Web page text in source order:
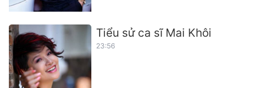
Tiểu sử ca sĩ Mai Khôi
23:56